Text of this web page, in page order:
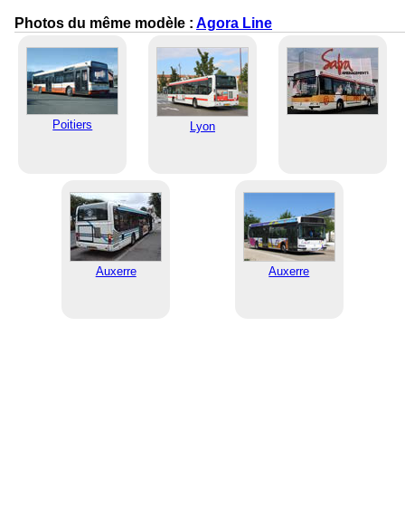
Photos du même modèle : Agora Line
Poitiers Lyon
Auxerre Auxerre